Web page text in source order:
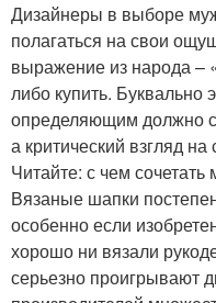
Дизайнеры в выборе
полагаться на свои
выражение из народа –
либо купить. Буквально
определяющим должно
а критический взгляд
Читайте: с чем
Вязаные шапки
особенно если
хорошо ни вязали
серьезно проигрывают